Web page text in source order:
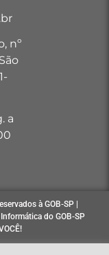
nº
a
à GOB-SP |
do GOB-SP